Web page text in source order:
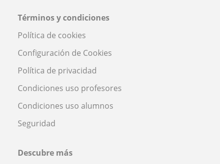
Términos y condiciones
Política de cookies
Configuración de Cookies
Política de privacidad
Condiciones uso profesores
Condiciones uso alumnos
Seguridad
Descubre más